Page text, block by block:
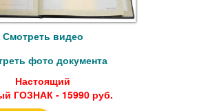
Смотреть видео
фото документа
Настоящий
ГОЗНАК - 15990 руб.